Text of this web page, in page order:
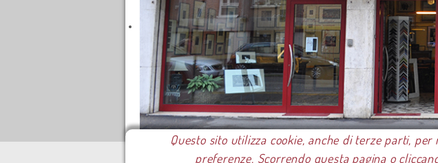
Questo sito utilizza cookie, anche di terze parti,
preferenze. Scorrendo questa pagina o
Home Le mostre Mostre 2017 Carlo Zara Opere